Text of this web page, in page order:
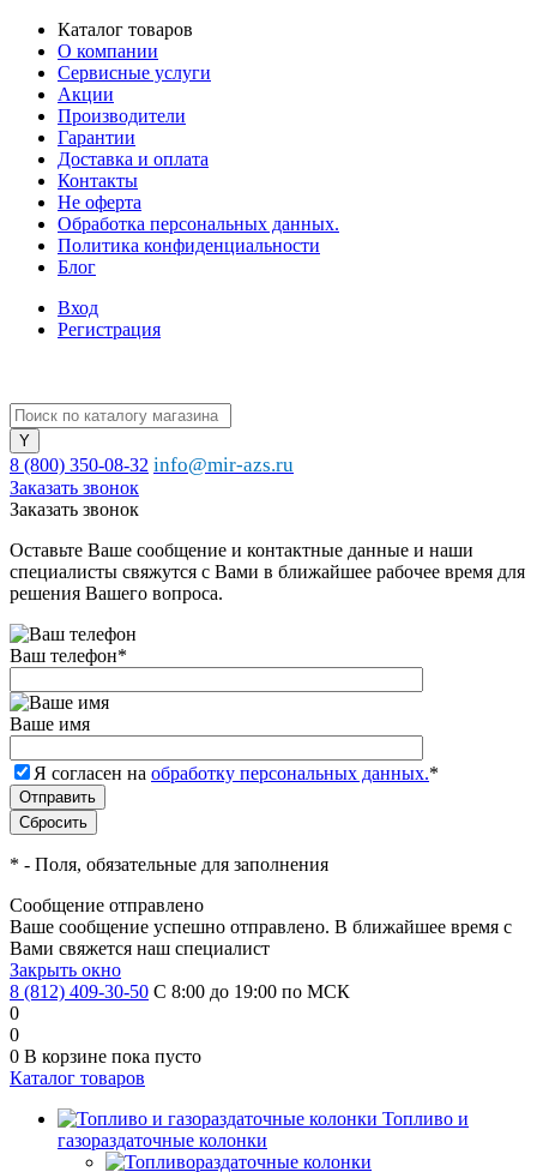
Каталог товаров
О компании
Сервисные услуги
Акции
Производители
Гарантии
Доставка и оплата
Контакты
Не оферта
Обработка персональных данных.
Политика конфиденциальности
Блог
Вход
Регистрация
8 (800) 350-08-32 info@mir-azs.ru
Заказать звонок
Заказать звонок
Оставьте Ваше сообщение и контактные данные и наши
специалисты свяжутся с Вами в ближайшее рабочее время для
решения Вашего вопроса.
Ваш телефон*
Ваше имя
Я согласен на обработку персональных данных.*
* - Поля, обязательные для заполнения
Сообщение отправлено
Ваше сообщение успешно отправлено. В ближайшее время с
Вами свяжется наш специалист
Закрыть окно
8 (812) 409-30-50 С 8:00 до 19:00 по МСК
0
0
0 В корзине пока пусто
Каталог товаров
Топливо и
газораздаточные колонки